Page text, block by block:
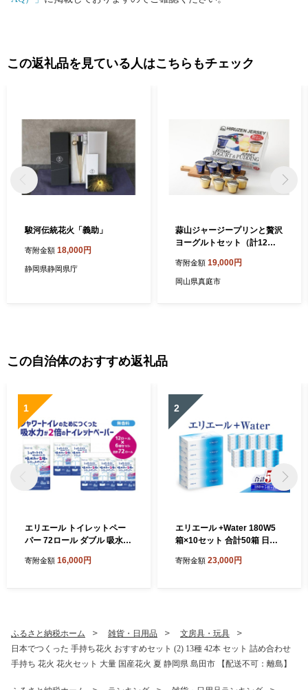
この返礼品を見ている人はこちらもチェック
駿河伝統花火「義助」
寄附金額 18,000円
静岡県静岡県庁
蒜山ジャージープリンと贅沢
ヨーグルトセット（計12個
ださい / 岡山県 真庭市 極上
スイーツ 濃厚 プレゼント 贈
寄附金額 19,000円
岡山県真庭市
この自治体のおすすめ返礼品
1
エリエール トイレットペー
パー 72ロール ダブル 吸水2
寄附金額 16,000円
2
エリエール +Water 180W5
箱×10セット 合計50箱 日用
ュ ティッシュペーパー ボッ
寄附金額 23,000円
ふるさと納税ホーム 雑貨・日用品
文房具・玩具
日本でつくった 手持ち花火 おすすめセット (2) 13種 42本 セット 詰め合わせ
手持ち 花火 花火セット 大量 国産花火 夏 静岡県 島田市 【配送不可：離島】